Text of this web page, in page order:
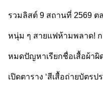
รวมลิสต์ 9 สถานที่ 2569 ต
หนุ่ม ๆ สายแฟห้ามพลาด!
หมดปัญหาเรียกชื่อเสื้อผ้า
เปิดตาราง ‘สีเสื้อถ่ายบัตร